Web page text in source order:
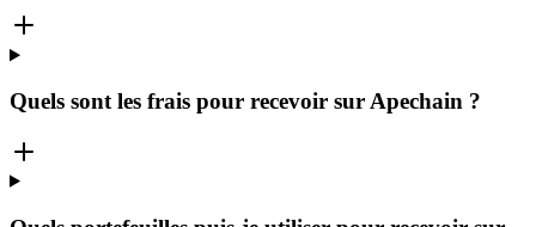
Quels sont les frais pour recevoir sur Apechain ?